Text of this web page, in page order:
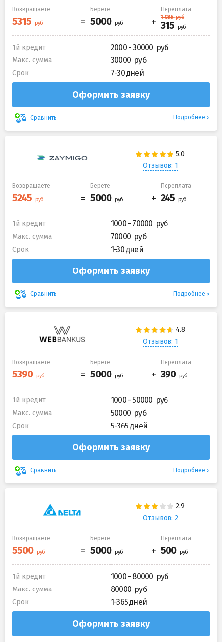
Возвращаете Берете Переплата
1й кредит 2000 - 30000
Макс. сумма 30000
Срок 7-30 дней
Оформить заявку
Сравнить Подробнее
Отзывов: 1
Возвращаете Берете Переплата
1й кредит 1000 - 70000
Макс. сумма 70000
Срок 1-30 дней
Оформить заявку
Сравнить Подробнее
Отзывов: 1
Возвращаете Берете Переплата
1й кредит 1000 - 50000
Макс. сумма 50000
Срок 5-365 дней
Оформить заявку
Сравнить Подробнее
Отзывов: 2
Возвращаете Берете Переплата
1й кредит 1000 - 80000
Макс. сумма 80000
Срок 1-365 дней
Оформить заявку